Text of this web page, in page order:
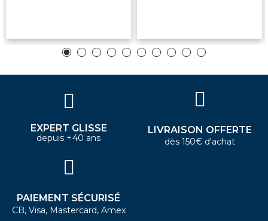
EXPERT GLISSE
depuis +40 ans
LIVRAISON OFFERTE
dès 150€ d'achat
PAIEMENT SÉCURISÉ
CB, Visa, Mastercard, Amex